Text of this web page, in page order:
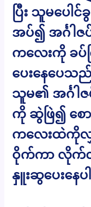
ပြီး သူမပေါ
အပ်၍ အင်္ဂါဇ
ကလေးကို ခပ်က
ပေးနေပေသ
သူမ၏ အင်္ဂါဇ
ကို ဆွဲဖြဲ၍ စေ
ကလေးထဲကိုလျှ
ဝိုက်ကာ လို
နှူးဆွပေးနေ